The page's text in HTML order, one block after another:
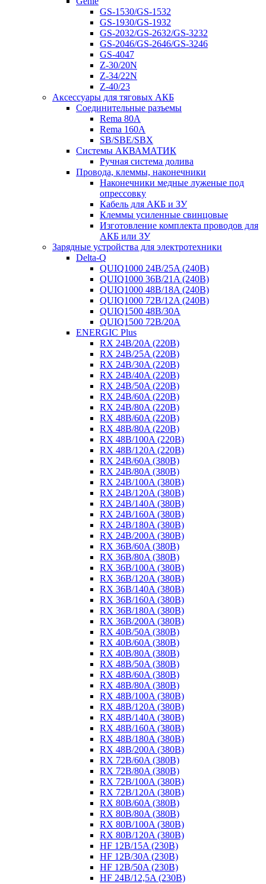
GS-1530/GS-1532
GS-1930/GS-1932
GS-2032/GS-2632/GS-3232
GS-2046/GS-2646/GS-3246
GS-4047
Z-30/20N
Z-34/22N
Z-40/23
Аксессуары для тяговых АКБ
Соединительные разъемы
Rema 80A
Rema 160A
SB/SBE/SBX
Системы АКВАМАТИК
Ручная система долива
Провода, клеммы, наконечники
Наконечники медные луженые под
опрессовку
Кабель для АКБ и ЗУ
Клеммы усиленные свинцовые
Изготовление комплекта проводов для
АКБ или ЗУ
Зарядные устройства для электротехники
Delta-Q
QUIQ1000 24B/25A (240B)
QUIQ1000 36B/21A (240B)
QUIQ1000 48B/18A (240B)
QUIQ1000 72B/12A (240B)
QUIQ1500 48B/30A
QUIQ1500 72B/20A
ENERGIC Plus
RX 24B/20A (220B)
RX 24B/25A (220B)
RX 24B/30A (220B)
RX 24B/40A (220B)
RX 24B/50A (220B)
RX 24B/60A (220B)
RX 24B/80A (220B)
RX 48B/60A (220B)
RX 48B/80A (220B)
RX 48B/100A (220B)
RX 48B/120A (220B)
RX 24B/60A (380B)
RX 24B/80A (380B)
RX 24B/100A (380B)
RX 24B/120A (380B)
RX 24B/140A (380B)
RX 24B/160A (380B)
RX 24B/180A (380B)
RX 24B/200A (380B)
RX 36B/60A (380B)
RX 36B/80A (380B)
RX 36B/100A (380B)
RX 36B/120A (380B)
RX 36B/140A (380B)
RX 36B/160A (380B)
RX 36B/180A (380B)
RX 36B/200A (380B)
RX 40B/50A (380B)
RX 40B/60A (380B)
RX 40B/80A (380B)
RX 48B/50A (380B)
RX 48B/60A (380B)
RX 48B/80A (380B)
RX 48B/100A (380B)
RX 48B/120A (380B)
RX 48B/140A (380B)
RX 48B/160A (380B)
RX 48B/180A (380B)
RX 48B/200A (380B)
RX 72B/60A (380B)
RX 72B/80A (380B)
RX 72B/100A (380B)
RX 72B/120A (380B)
RX 80B/60A (380B)
RX 80B/80A (380B)
RX 80B/100A (380B)
RX 80B/120A (380B)
HF 12B/15A (230B)
HF 12B/30A (230B)
HF 12B/50A (230B)
HF 24B/12,5A (230B)